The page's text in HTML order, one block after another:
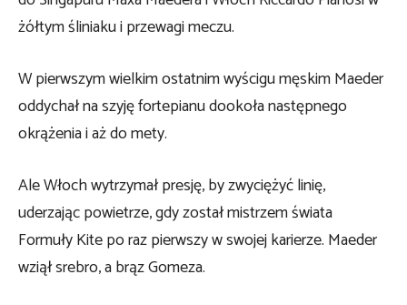
żółtym śliniaku i przewagi meczu.
W pierwszym wielkim ostatnim wyścigu męskim Maeder
oddychał na szyję fortepianu dookoła następnego
okrążenia i aż do mety.
Ale Włoch wytrzymał presję, by zwyciężyć linię,
uderzając powietrze, gdy został mistrzem świata
Formuły Kite po raz pierwszy w swojej karierze. Maeder
wziął srebro, a brąz Gomeza.